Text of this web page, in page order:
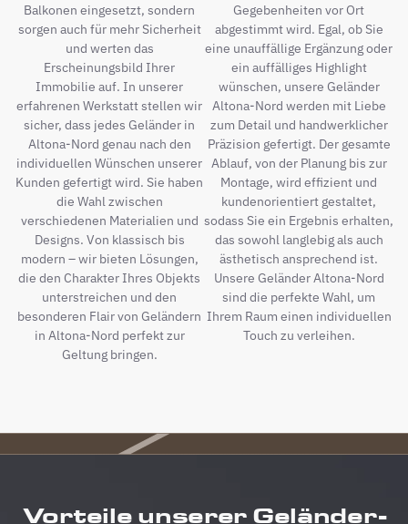
Balkonen eingesetzt, sondern
sorgen auch für mehr Sicherheit
und werten das
Erscheinungsbild Ihrer
Immobilie auf. In unserer
erfahrenen Werkstatt stellen wir
sicher, dass jedes Geländer in
Altona-Nord genau nach den
individuellen Wünschen unserer
Kunden gefertigt wird. Sie haben
die Wahl zwischen
verschiedenen Materialien und
Designs. Von klassisch bis
modern – wir bieten Lösungen,
die den Charakter Ihres Objekts
unterstreichen und den
besonderen Flair von Geländern
in Altona-Nord perfekt zur
Geltung bringen.
Gegebenheiten vor Ort
abgestimmt wird. Egal, ob Sie
eine unauffällige Ergänzung oder
ein auffälliges Highlight
wünschen, unsere Geländer
Altona-Nord werden mit Liebe
zum Detail und handwerklicher
Präzision gefertigt. Der gesamte
Ablauf, von der Planung bis zur
Montage, wird effizient und
kundenorientiert gestaltet,
sodass Sie ein Ergebnis erhalten,
das sowohl langlebig als auch
ästhetisch ansprechend ist.
Unsere Geländer Altona-Nord
sind die perfekte Wahl, um
Ihrem Raum einen individuellen
Touch zu verleihen.
Vorteile unserer Geländer-